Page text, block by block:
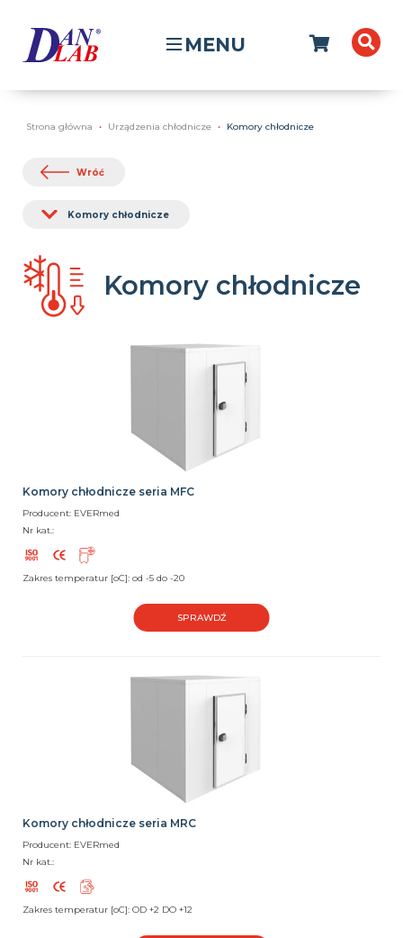
MENU
Strona główna Urządzenia chłodnicze Komory chłodnicze
Wróć
Komory chłodnicze
Komory chłodnicze
Komory chłodnicze seria MFC
Producent: EVERmed
Nr kat.:
Zakres temperatur [oC]: od -5 do -20
SPRAWDŹ
Komory chłodnicze seria MRC
Producent: EVERmed
Nr kat.:
Zakres temperatur [oC]: OD +2 DO +12